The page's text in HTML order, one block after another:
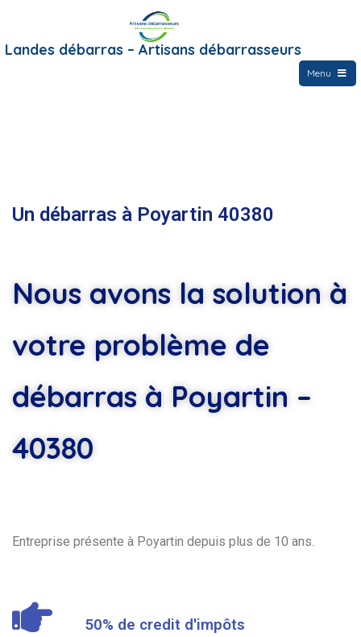
Landes débarras – Artisans débarrasseurs
Menu
Un débarras à Poyartin 40380
Nous avons la solution à
votre problème de
débarras à Poyartin –
40380
Entreprise présente à Poyartin depuis plus de 10 ans.
50% de credit d'impôts